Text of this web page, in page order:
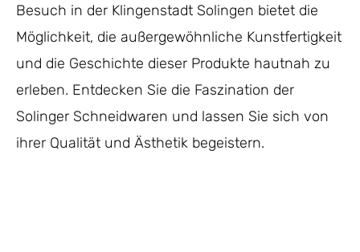
Besuch in der Klingenstadt Solingen bietet die
Möglichkeit, die außergewöhnliche Kunstfertigkeit
und die Geschichte dieser Produkte hautnah zu
erleben. Entdecken Sie die Faszination der
Solinger Schneidwaren und lassen Sie sich von
ihrer Qualität und Ästhetik begeistern.